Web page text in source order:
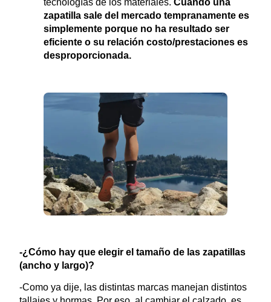
tecnologías de los materiales. Cuando una
zapatilla sale del mercado tempranamente es
simplemente porque no ha resultado ser
eficiente o su relación costo/prestaciones es
desproporcionada.
-¿Cómo hay que elegir el tamaño de las zapatillas
(ancho y largo)?
-Como ya dije, las distintas marcas manejan distintos